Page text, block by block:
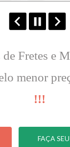
de Fretes e
menor
!!!
FAÇA